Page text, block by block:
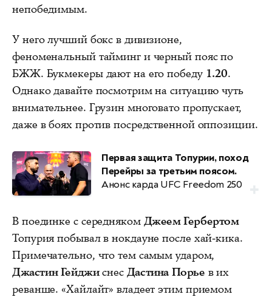
непобедимым.
У него лучший бокс в дивизионе,
феноменальный тайминг и черный пояс по
БЖЖ. Букмекеры дают на его победу 1.20.
Однако давайте посмотрим на ситуацию чуть
внимательнее. Грузин многовато пропускает,
даже в боях против посредственной оппозиции.
Первая защита Топурии, поход
Перейры за третьим поясом.
Анонс карда UFC Freedom 250
В поединке с середняком Джеем Гербертом
Топурия побывал в нокдауне после хай-кика.
Примечательно, что тем самым ударом,
Джастин Гейджиснес Дастина Порье в их
реванше. «Хайлайт» владеет этим приемом